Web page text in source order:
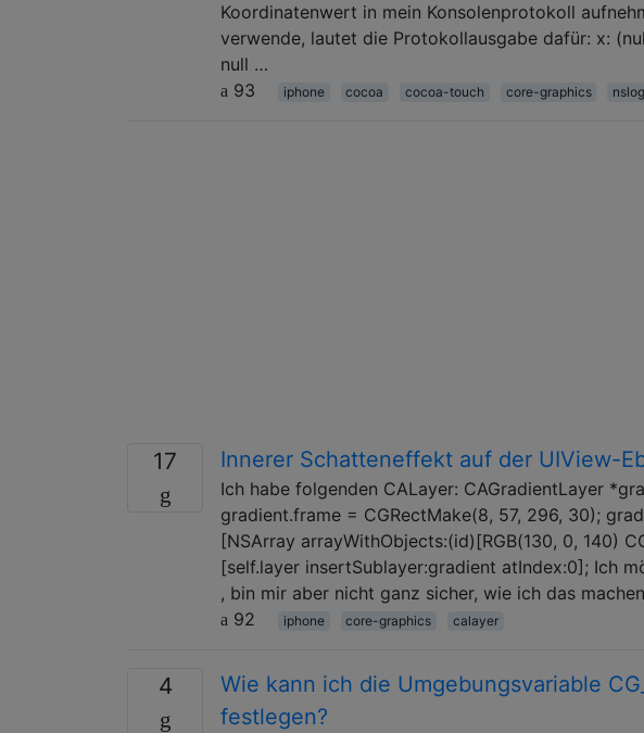
Koordinatenwert in mein Konsolenprotokoll
verwende, lautet die Protokollausgabe dafür: x:
null …
93
iphone cocoa cocoa-touch core-graphics nslog
17 Innerer Schatteneffekt auf der UIView-
Ich habe folgenden CALayer: CAGradientLayer
gradient.frame = CGRectMake(8, 57, 296, 30);
[NSArray arrayWithObjects:(id)[RGB(130, 0, 140)
[self.layer insertSublayer:gradient atIndex:0]; Ich
, bin mir aber nicht ganz sicher, wie ich das
92
iphone core-graphics calayer
4
Wie kann ich die Umgebungsvariable
festlegen?